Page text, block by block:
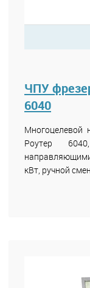
ЧПУ
6040
Многоцелевой
Роутер
кВт, ручной